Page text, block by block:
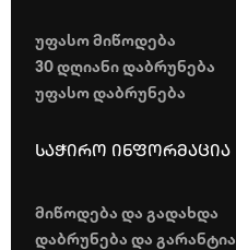
უფასო მიწოდება
30 დღიანი დაბრუნება
უფასო დაბრუნება
საჭირო ინფორმაცია
მიწოდება და გადახდა
დაბრუნება და გარანტია